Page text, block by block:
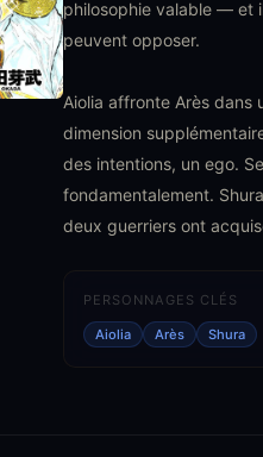
philosophie valable — et
peuvent opposer.
Aiolia affronte Arès dans
dimension
des intentions, un ego.
fondamentalement.
deux guerriers ont
PERSONNAGES CLÉS
Aiolia Arès Shura